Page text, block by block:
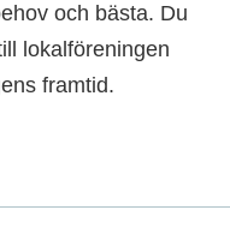
och bästa. Du
lokalföreningen
framtid.